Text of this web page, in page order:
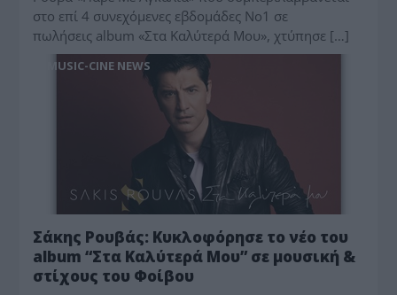
στο επί 4 συνεχόμενες εβδομάδες Νο1 σε
πωλήσεις album «Στα Καλύτερά Μου», χτύπησε […]
MUSIC-CINE NEWS
Σάκης Ρουβάς: Κυκλοφόρησε το νέο του
album “Στα Καλύτερά Μου” σε μουσική &
στίχους του Φοίβου